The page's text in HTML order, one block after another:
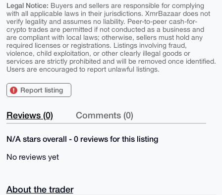
Legal Notice: Buyers and sellers are responsible for complying
with all applicable laws in their jurisdictions. XmrBazaar does not
verify legality and assumes no liability. Peer-to-peer cash-for-
crypto trades are permitted if not conducted as a business and
are compliant with local laws; otherwise, sellers must hold any
required licenses or registrations. Listings involving fraud,
violence, child exploitation, or other clearly illegal goods or
services are strictly prohibited and will be removed once identified.
Users are encouraged to report unlawful listings.
Report listing
Reviews (0) Comments (0)
N/A stars overall - 0 reviews for this listing
No reviews yet
About the trader